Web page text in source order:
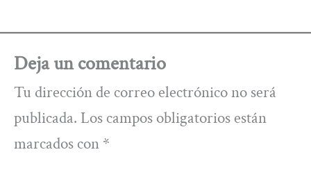
Deja un comentario
Tu dirección de correo electrónico no será
publicada. Los campos obligatorios están
marcados con *